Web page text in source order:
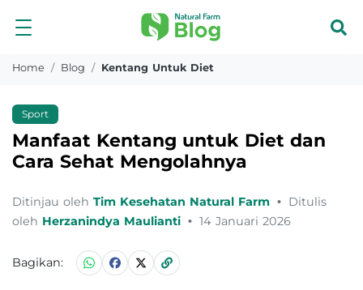
Home Blog Kentang Untuk Diet
Sport
Manfaat Kentang untuk Diet dan
Cara Sehat Mengolahnya
Ditinjau oleh Tim Kesehatan Natural Farm • Ditulis
oleh Herzanindya Maulianti • 14 Januari 2026
Bagikan: